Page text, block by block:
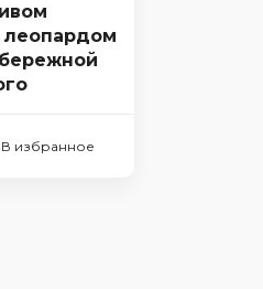
леопардом
В избранное